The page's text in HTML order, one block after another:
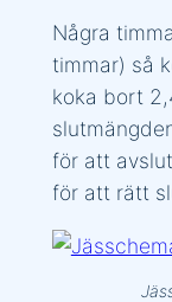
Några
timmar) så
koka bort
för att
för att rätt